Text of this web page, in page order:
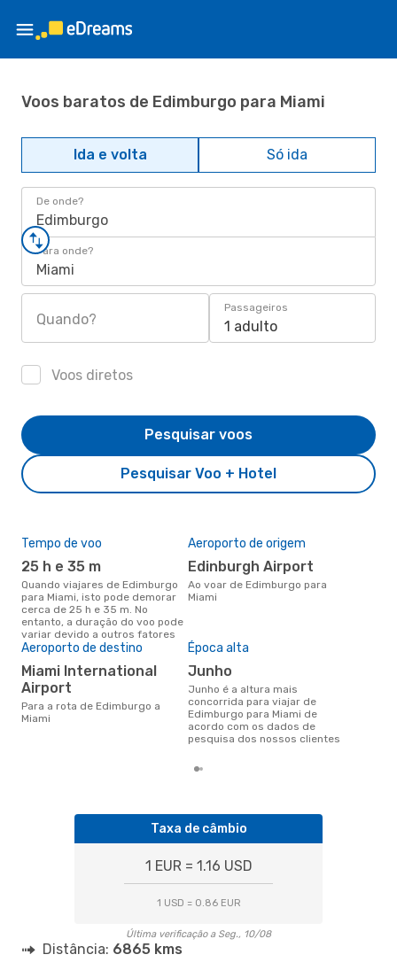
Voos baratos de Edimburgo para Miami
Ida e volta Só ida
De onde?
Edimburgo
Para onde?
Miami
Quando?
Passageiros
1 adulto
Voos diretos
Pesquisar Voo + Hotel
Pesquisar voos
Tempo de voo
25 h e 35 m
Quando viajares de Edimburgo
para Miami, isto pode demorar
cerca de 25 h e 35 m. No
entanto, a duração do voo pode
variar devido a outros fatores
Aeroporto de origem
Edinburgh Airport
Ao voar de Edimburgo para
Miami
Aeroporto de destino
Miami International
Airport
Para a rota de Edimburgo a
Miami
Época alta
junho
junho é a altura mais
concorrida para viajar de
Edimburgo para Miami de
acordo com os dados de
pesquisa dos nossos clientes
Taxa de câmbio
1 EUR = 1.16 USD
1 USD = 0.86 EUR
Última verificação a Seg., 10/08
Distância: 6865 kms